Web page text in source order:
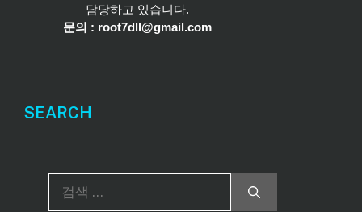
담당하고 있습니다.
문의 : root7dll@gmail.com
SEARCH